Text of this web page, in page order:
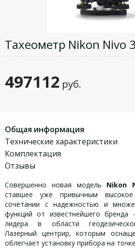
Тахеометр Nikon Nivo
497112 руб.
Общая информация
Технические характеристики
Комплектация
Отзывы
Совершенно новая модель Nikon
ставшее уже привычным
сочетании с надежностью и
функций от известнейшего бренда
лидера в области
Лазерный центрир, которым
облегчает установку прибора на